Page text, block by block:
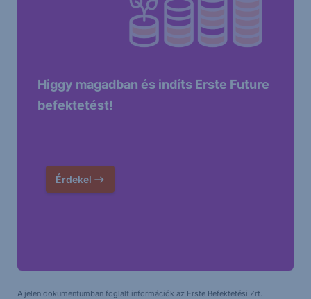
Higgy magadban és indíts Erste Future
befektetést!
Érdekel
A jelen dokumentumban foglalt információk az Erste Befektetési Zrt.